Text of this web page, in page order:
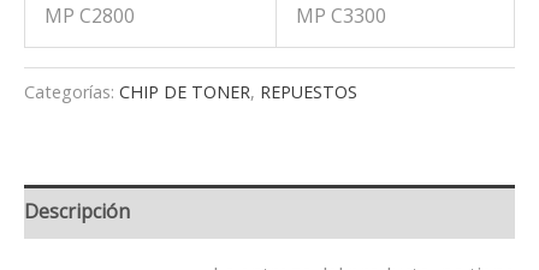
MP C2800 MP C3300
Categorías: CHIP DE TONER, REPUESTOS
Descripción